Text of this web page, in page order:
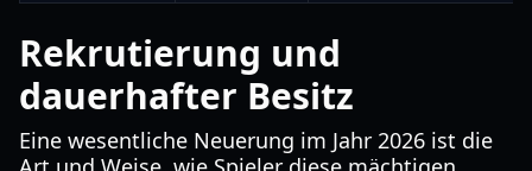
Rekrutierung und
dauerhafter Besitz
Eine wesentliche Neuerung im Jahr 2026 ist die